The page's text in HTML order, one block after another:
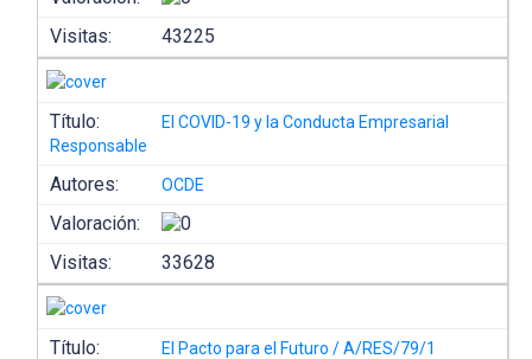
Visitas:
43225
Título:
El COVID-19 y la Conducta Empresarial
Responsable
Autores: OCDE
Valoración:
Visitas:
33628
Título: El Pacto para el Futuro / A/RES/79/1